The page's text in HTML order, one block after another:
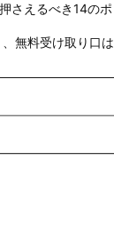
さえるべき14のポ
無料受け取り口は